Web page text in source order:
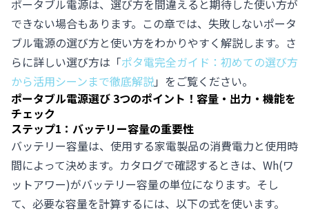
ポータブル電源は、選び方を間違えると期待した使い方が
できない場合もあります。この章では、失敗しないポータ
ブル電源の選び方と使い方をわかりやすく解説します。さ
らに詳しい選び方は「ポタ電完全ガイド：初めての選び方
から活用シーンまで徹底解説」をご覧ください。
ポータブル電源選び 3つのポイント！容量・出力・機能を
チェック
ステップ1：バッテリー容量の重要性
バッテリー容量は、使用する家電製品の消費電力と使用時
間によって決めます。カタログで確認するときは、Wh(ワ
ットアワー)がバッテリー容量の単位になります。そし
て、必要な容量を計算するには、以下の式を使います。